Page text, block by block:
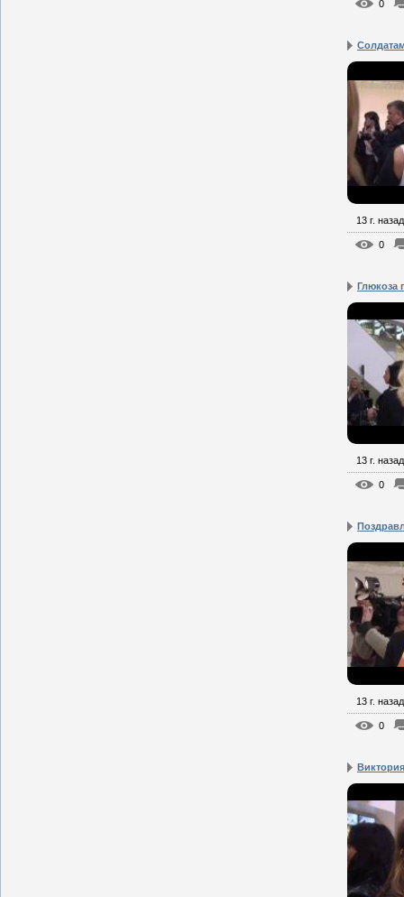
0
13 г. назад
0
Глюкоза
13 г. назад
0
13 г. назад
0